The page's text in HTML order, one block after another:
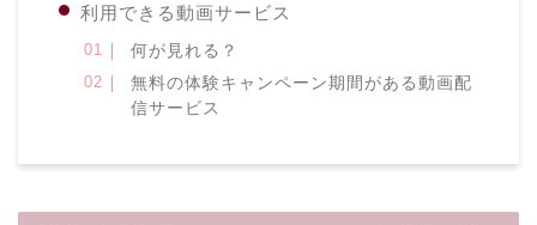
利用できる動画サービス
何が見れる？
無料の体験キャンペーン期間がある動画配
信サービス